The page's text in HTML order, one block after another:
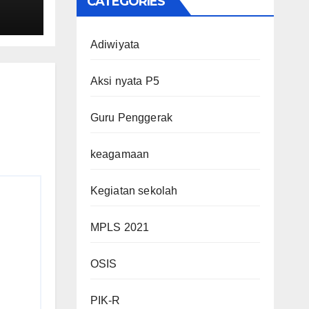
Adiwiyata
Aksi nyata P5
Guru Penggerak
keagamaan
Kegiatan sekolah
MPLS 2021
OSIS
PIK-R